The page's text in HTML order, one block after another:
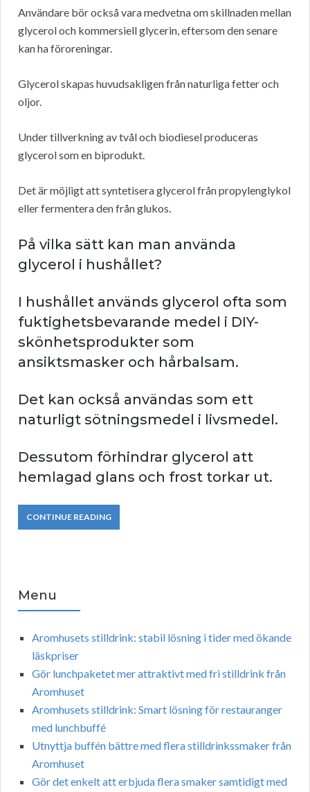
Användare bör också vara medvetna om skillnaden mellan
glycerol och kommersiell glycerin, eftersom den senare
kan ha föroreningar.
Glycerol skapas huvudsakligen från naturliga fetter och
oljor.
Under tillverkning av tvål och biodiesel produceras
glycerol som en biprodukt.
Det är möjligt att syntetisera glycerol från propylenglykol
eller fermentera den från glukos.
På vilka sätt kan man använda
glycerol i hushållet?
I hushållet används glycerol ofta som
fuktighetsbevarande medel i DIY-
skönhetsprodukter som
ansiktsmasker och hårbalsam.
Det kan också användas som ett
naturligt sötningsmedel i livsmedel.
Dessutom förhindrar glycerol att
hemlagad glans och frost torkar ut.
CONTINUE READING
Menu
Aromhusets stilldrink: stabil lösning i tider med ökande
läskpriser
Gör lunchpaketet mer attraktivt med fri stilldrink från
Aromhuset
Aromhusets stilldrink: Smart lösning för restauranger
med lunchbuffé
Utnyttja buffén bättre med flera stilldrinkssmaker från
Aromhuset
Gör det enkelt att erbjuda flera smaker samtidigt med